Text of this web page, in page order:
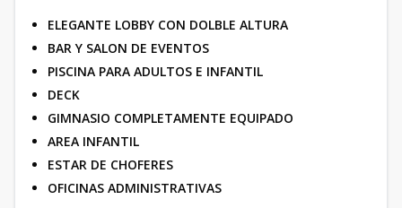
ELEGANTE LOBBY CON DOLBLE ALTURA
BAR Y SALON DE EVENTOS
PISCINA PARA ADULTOS E INFANTIL
DECK
GIMNASIO COMPLETAMENTE EQUIPADO
AREA INFANTIL
ESTAR DE CHOFERES
OFICINAS ADMINISTRATIVAS